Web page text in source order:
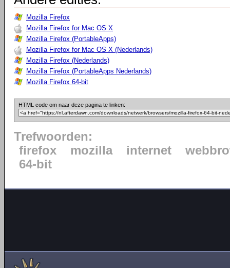
Mozilla Firefox
Mozilla Firefox for Mac OS X
Mozilla Firefox (PortableApps)
Mozilla Firefox for Mac OS X (Nederlands)
Mozilla Firefox (Nederlands)
Mozilla Firefox (PortableApps Nederlands)
Mozilla Firefox 64-bit
HTML code om naar deze pagina te linken:
Trefwoorden:
firefox
mozilla internet
64-bit